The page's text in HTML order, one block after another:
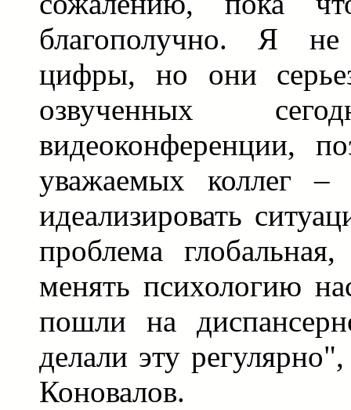
благополучно. Я
цифры, но они
озвученных
видеоконференции,
уважаемых коллег –
идеализировать
проблема
менять психологию
пошли на
делали эту
Коновалов.